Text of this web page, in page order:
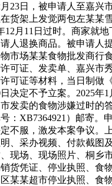
23日，被申请人至嘉兴
货架上发觉两包左某某
12月11日过时。商家就
人退换商品。被申请人
市场某某食物批发商行
可证、发卖单、嘉兴市
可证等材料，当日制做
决定不予立案。2025年
发卖的食物涉嫌过时的
：XB7364921）邮寄。
不服，激发本案争议。
、采办视频、付款截图
现场、现场照片、桐乡
货凭证、停业执照、食
某某超市停业执照、食